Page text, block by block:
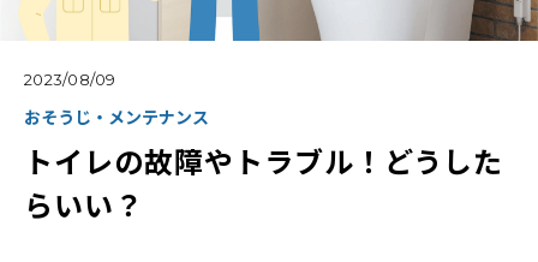
2023/08/09
おそうじ・メンテナンス
トイレの故障やトラブル！どうした
らいい？